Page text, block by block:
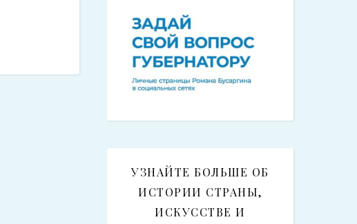
УЗНАЙТЕ БОЛЬШЕ ОБ
ИСТОРИИ СТРАНЫ,
ИСКУССТВЕ И